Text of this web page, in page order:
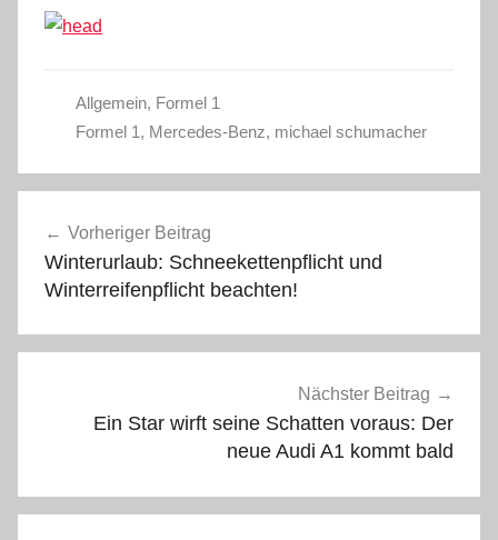
Allgemein, Formel 1
Formel 1, Mercedes-Benz, michael schumacher
Vorheriger Beitrag
Winterurlaub: Schneekettenpflicht und
Winterreifenpflicht beachten!
Nächster Beitrag
Ein Star wirft seine Schatten voraus: Der
neue Audi A1 kommt bald